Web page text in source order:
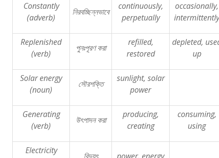
Constantly
(adverb)
নিরবচ্ছিন্নভাবে
continuously,
perpetually
occasionally,
intermittently
Replenished
(verb)
পুনঃপূরণ করা
refilled,
restored
depleted,
up
Solar energy
(noun)
সৌরশক্তি
sunlight, solar
power
Generating
(verb)
উৎপাদন করা
producing,
creating
consuming,
using
Electricity